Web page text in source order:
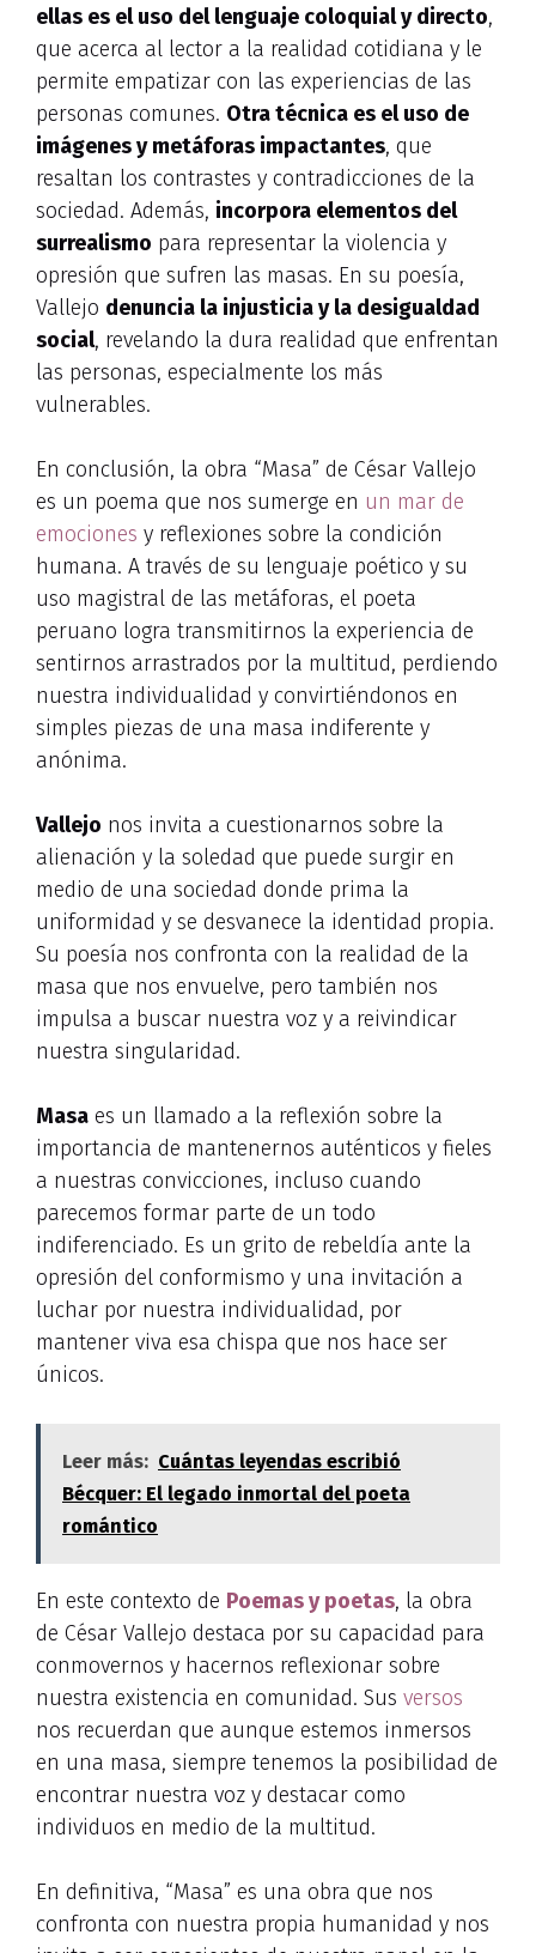
ellas es el uso del lenguaje coloquial y directo,
que acerca al lector a la realidad cotidiana y le
permite empatizar con las experiencias de las
personas comunes. Otra técnica es el uso de
imágenes y metáforas impactantes, que
resaltan los contrastes y contradicciones de la
sociedad. Además, incorpora elementos del
surrealismo para representar la violencia y
opresión que sufren las masas. En su poesía,
Vallejo denuncia la injusticia y la desigualdad
social, revelando la dura realidad que enfrentan
las personas, especialmente los más
vulnerables.
En conclusión, la obra “Masa” de César Vallejo
es un poema que nos sumerge en un mar de
emociones y reflexiones sobre la condición
humana. A través de su lenguaje poético y su
uso magistral de las metáforas, el poeta
peruano logra transmitirnos la experiencia de
sentirnos arrastrados por la multitud, perdiendo
nuestra individualidad y convirtiéndonos en
simples piezas de una masa indiferente y
anónima.
Vallejo nos invita a cuestionarnos sobre la
alienación y la soledad que puede surgir en
medio de una sociedad donde prima la
uniformidad y se desvanece la identidad propia.
Su poesía nos confronta con la realidad de la
masa que nos envuelve, pero también nos
impulsa a buscar nuestra voz y a reivindicar
nuestra singularidad.
Masa es un llamado a la reflexión sobre la
importancia de mantenernos auténticos y fieles
a nuestras convicciones, incluso cuando
parecemos formar parte de un todo
indiferenciado. Es un grito de rebeldía ante la
opresión del conformismo y una invitación a
luchar por nuestra individualidad, por
mantener viva esa chispa que nos hace ser
únicos.
Leer más: Cuántas leyendas escribió
Bécquer: El legado inmortal del poeta
romántico
En este contexto de Poemas y poetas, la obra
de César Vallejo destaca por su capacidad para
conmovernos y hacernos reflexionar sobre
nuestra existencia en comunidad. Sus versos
nos recuerdan que aunque estemos inmersos
en una masa, siempre tenemos la posibilidad de
encontrar nuestra voz y destacar como
individuos en medio de la multitud.
En definitiva, “Masa” es una obra que nos
confronta con nuestra propia humanidad y nos